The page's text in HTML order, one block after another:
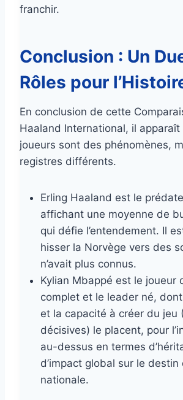
franchir.
Conclusion : Un
Rôles pour
En conclusion de cette
Haaland International, il
joueurs sont des phénomènes,
registres différents.
Erling Haaland est le
affichant une moyenne de
qui défie l’entendement. Il
hisser la Norvège vers des
n’avait plus connus.
Kylian Mbappé est le joueur
complet et le leader né,
et la capacité à créer du jeu
décisives) le placent, pour
au-dessus en termes
d’impact global sur le destin
nationale.